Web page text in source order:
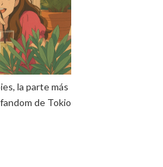
la parte más
de Tokio